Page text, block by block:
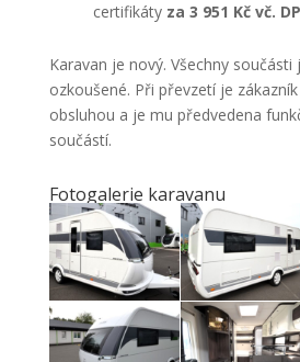
certifikáty za 3 951 Kč vč.
Karavan je nový. Všechny součásti
ozkoušené. Při převzetí je
obsluhou a je mu předvedena
součástí.
Fotogalerie karavanu